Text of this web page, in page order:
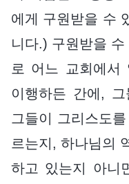
에게 구원받을 수
니다.) 구원받을
로 어느 교회에서
이행하든 간에,
그들이 그리스도
르는지, 하나님의
하고 있는지 아니